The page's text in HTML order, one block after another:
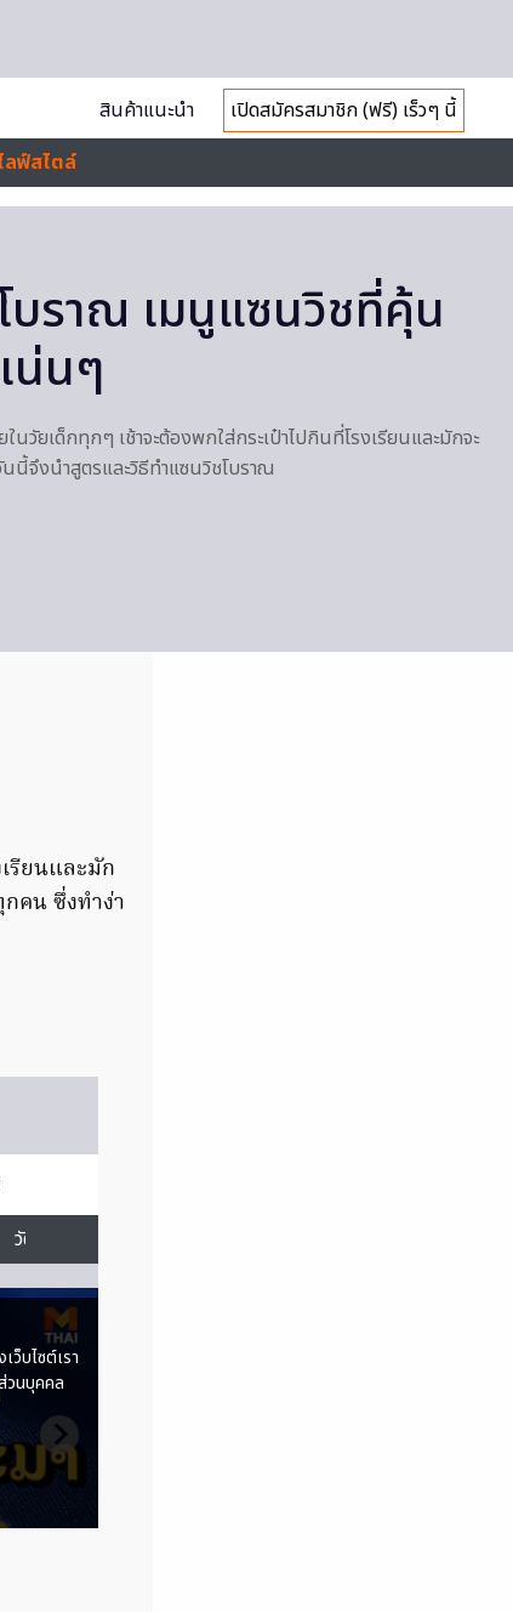
สินค้าแนะนำ
เปิดสมัครสมาชิก (ฟรี) เร็วๆ นี้
ลฟ์สไตล์
บราณ เมนูแซนวิชที่คุ้น
น่นๆ
วัยเด็กทุกๆ เช้าจะต้องพกใส่กระเป๋าไปกินที่โรงเรียนและมักจะ
นี้จึงนำสูตรและวิธีทำแซนวิชโบราณ
รียนและมัก
คน ซึ่งทำง่า